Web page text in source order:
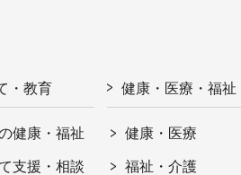
・教育
健康・福祉
支援・相談
健康・医療・福祉
健康・医療
福祉・介護